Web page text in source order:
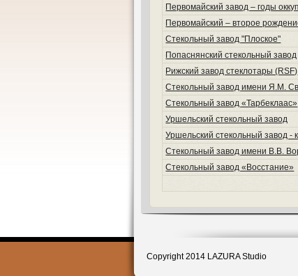
Первомайский завод – годы
Первомайский – второе
Стекольный завод "Плоское"
Попаснянский стекольный завод
Рижский завод стеклотары (RSF)
Стекольный завод имени Я.М.
Стекольный завод «Тарбеклаас»
Уршельский стекольный завод
Уршельский стекольный завод -
Стекольный завод имени В.В.
Стекольный завод «Восстание»
Copyright 2014 LAZURA Studio